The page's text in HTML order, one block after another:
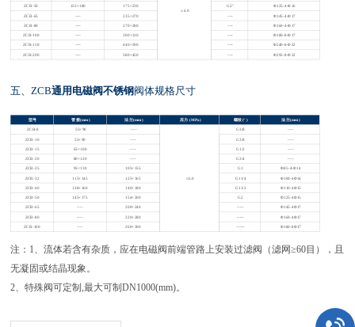
≤6.0
ZCB-50
155×180 175×230 G2″
Φ125-4-Φ16
ZCB-65
---- 235×270 ---- Φ145-4-Φ17
ZCB-80 ---- 270×280 ---- Φ160-4-Φ17
ZCB-100 ---- 300×310 ----
Φ180-8-Φ17
ZCB-150
---- 440×390 ----
Φ240-8-Φ22
ZCB-200
---- 580×450 ---- Φ295-8-Φ22
五、ZCB通用电磁阀不锈钢阀体规格尺寸
型号 管接(mm) 法兰(mm) 压力 (MPa) 螺纹(″) 法兰(mm)
ZCB-8
55×90 ----
≤6.0
G3/8
----
ZCB-10
55×90 ---- G3/8
----
ZCB-15
65×100 ---- G1/2
----
ZCB-20
80×120 ---- G3/4
----
ZCB-25
95×130 105×155 G1
Φ85-4-Φ14
ZCB-32
115×145 125×165 G11/4 Φ100-4Φ14
ZCB-40 128×160 140×180 G11/2 Φ110-4Φ15
ZCB-50 145×175 154×200 G2
Φ125-4Φ15
ZCB-65
---- 200×240 -----
Φ145-4Φ17
ZCB-80
---- 220×280 -----
Φ160-4Φ17
ZCB-100
---- 260×300 ------ Φ180-8Φ17
注： 1、流体若含有杂质，应在电磁阀前端管路上安装过滤阀（滤网≥60目），且
无凝固或结晶现象。
2、特殊阀可定制,最大可制DN1000(mm)。